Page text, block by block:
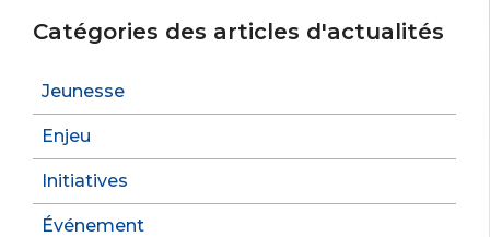
Catégories des articles d'actualités
Jeunesse
Enjeu
Initiatives
Événement